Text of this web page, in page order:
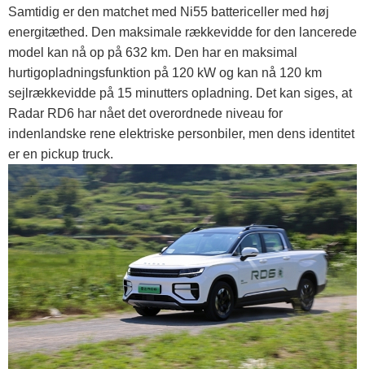
Samtidig er den matchet med Ni55 battericeller med høj
energitæthed. Den maksimale rækkevidde for den lancerede
model kan nå op på 632 km. Den har en maksimal
hurtigopladningsfunktion på 120 kW og kan nå 120 km
sejlrækkevidde på 15 minutters opladning. Det kan siges, at
Radar RD6 har nået det overordnede niveau for
indenlandske rene elektriske personbiler, men dens identitet
er en pickup truck.